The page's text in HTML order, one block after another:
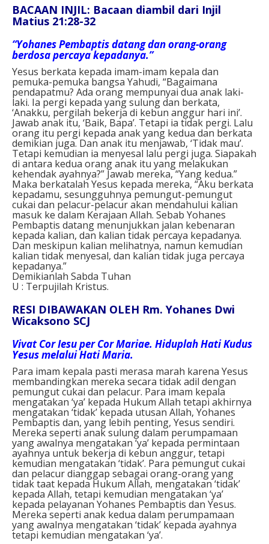
BACAAN INJIL: Bacaan diambil dari Injil
Matius 21:28-32
“Yohanes Pembaptis datang dan orang-orang
berdosa percaya kepadanya.”
Yesus berkata kepada imam-imam kepala dan
pemuka-pemuka bangsa Yahudi, “Bagaimana
pendapatmu? Ada orang mempunyai dua anak laki-
laki. Ia pergi kepada yang sulung dan berkata,
‘Anakku, pergilah bekerja di kebun anggur hari ini’.
Jawab anak itu, ‘Baik, Bapa’. Tetapi ia tidak pergi. Lalu
orang itu pergi kepada anak yang kedua dan berkata
demikian juga. Dan anak itu menjawab, ‘Tidak mau’.
Tetapi kemudian ia menyesal lalu pergi juga. Siapakah
di antara kedua orang anak itu yang melakukan
kehendak ayahnya?” Jawab mereka, “Yang kedua.”
Maka berkatalah Yesus kepada mereka, “Aku berkata
kepadamu, sesungguhnya pemungut-pemungut
cukai dan pelacur-pelacur akan mendahului kalian
masuk ke dalam Kerajaan Allah. Sebab Yohanes
Pembaptis datang menunjukkan jalan kebenaran
kepada kalian, dan kalian tidak percaya kepadanya.
Dan meskipun kalian melihatnya, namun kemudian
kalian tidak menyesal, dan kalian tidak juga percaya
kepadanya.”
Demikianlah Sabda Tuhan
U : Terpujilah Kristus.
RESI DIBAWAKAN OLEH Rm. Yohanes Dwi
Wicaksono SCJ
Vivat Cor Iesu per Cor Mariae. Hiduplah Hati Kudus
Yesus melalui Hati Maria.
Para imam kepala pasti merasa marah karena Yesus
membandingkan mereka secara tidak adil dengan
pemungut cukai dan pelacur. Para imam kepala
mengatakan ‘ya’ kepada Hukum Allah tetapi akhirnya
mengatakan ‘tidak’ kepada utusan Allah, Yohanes
Pembaptis dan, yang lebih penting, Yesus sendiri.
Mereka seperti anak sulung dalam perumpamaan
yang awalnya mengatakan ‘ya’ kepada permintaan
ayahnya untuk bekerja di kebun anggur, tetapi
kemudian mengatakan ‘tidak’. Para pemungut cukai
dan pelacur dianggap sebagai orang-orang yang
tidak taat kepada Hukum Allah, mengatakan ‘tidak’
kepada Allah, tetapi kemudian mengatakan ‘ya’
kepada pelayanan Yohanes Pembaptis dan Yesus.
Mereka seperti anak kedua dalam perumpamaan
yang awalnya mengatakan ‘tidak’ kepada ayahnya
tetapi kemudian mengatakan ‘ya’.